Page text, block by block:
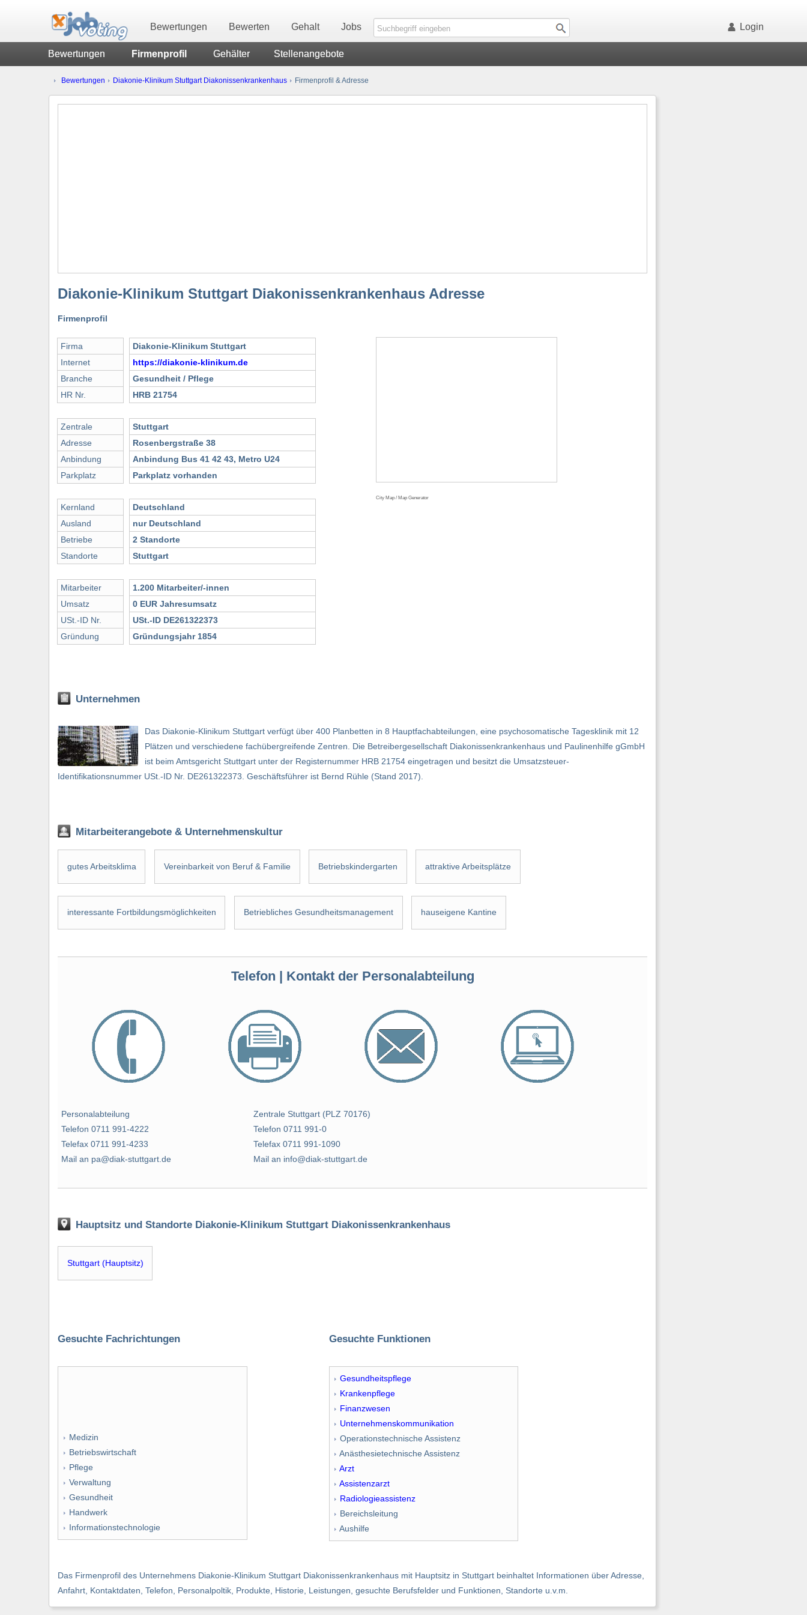
Bewertungen Bewerten Gehalt Jobs Login
Bewertungen Firmenprofil Gehälter Stellenangebote
Bewertungen Diakonie-Klinikum Stuttgart Diakonissenkrankenhaus Firmenprofil & Adresse
Diakonie-Klinikum Stuttgart Diakonissenkrankenhaus Adresse
Firmenprofil
Firma
Internet
Branche
HR Nr.
Zentrale
Adresse
Anbindung
Parkplatz
Kernland
Ausland
Betriebe
Standorte
Mitarbeiter
Umsatz
USt.-ID Nr.
Gründung
Diakonie-Klinikum Stuttgart
https://diakonie-klinikum.de
Gesundheit / Pflege
HRB 21754
Stuttgart
Rosenbergstraße 38
Anbindung Bus 41 42 43, Metro U24
Parkplatz vorhanden
Deutschland
nur Deutschland
2 Standorte
Stuttgart
1.200 Mitarbeiter/-innen
0 EUR Jahresumsatz
USt.-ID DE261322373
Gründungsjahr 1854
City Map / Map Generator
Unternehmen
Das Diakonie-Klinikum Stuttgart verfügt über 400 Planbetten in 8 Hauptfachabteilungen, eine psychosomatische Tagesklinik mit 12
Plätzen und verschiedene fachübergreifende Zentren. Die Betreibergesellschaft Diakonissenkrankenhaus und Paulinenhilfe gGmbH
ist beim Amtsgericht Stuttgart unter der Registernummer HRB 21754 eingetragen und besitzt die Umsatzsteuer-
Identifikationsnummer USt.-ID Nr. DE261322373. Geschäftsführer ist Bernd Rühle (Stand 2017).
Mitarbeiterangebote & Unternehmenskultur
gutes Arbeitsklima Vereinbarkeit von Beruf & Familie Betriebskindergarten attraktive Arbeitsplätze
interessante Fortbildungsmöglichkeiten Betriebliches Gesundheitsmanagement hauseigene Kantine
Telefon | Kontakt der Personalabteilung
Personalabteilung
Telefon 0711 991-4222
Telefax 0711 991-4233
Mail an pa@diak-stuttgart.de
Zentrale Stuttgart (PLZ 70176)
Telefon 0711 991-0
Telefax 0711 991-1090
Mail an info@diak-stuttgart.de
Hauptsitz und Standorte Diakonie-Klinikum Stuttgart Diakonissenkrankenhaus
Stuttgart (Hauptsitz)
Gesuchte Fachrichtungen
Medizin
Betriebswirtschaft
Pflege
Verwaltung
Gesundheit
Handwerk
Informationstechnologie
Gesuchte Funktionen
Gesundheitspflege
Krankenpflege
Finanzwesen
Unternehmenskommunikation
Operationstechnische Assistenz
Anästhesietechnische Assistenz
Arzt
Assistenzarzt
Radiologieassistenz
Bereichsleitung
Aushilfe
Das Firmenprofil des Unternehmens Diakonie-Klinikum Stuttgart Diakonissenkrankenhaus mit Hauptsitz in Stuttgart beinhaltet Informationen über Adresse,
Anfahrt, Kontaktdaten, Telefon, Personalpoltik, Produkte, Historie, Leistungen, gesuchte Berufsfelder und Funktionen, Standorte u.v.m.